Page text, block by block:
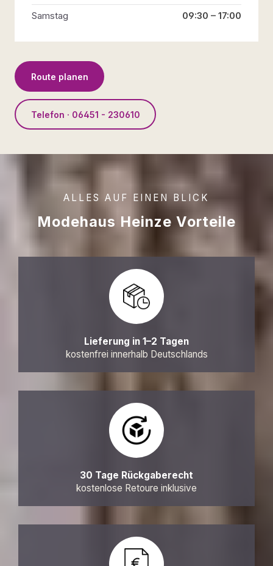
Samstag 09:30 – 17:00
Route planen
Telefon · 06451 - 230610
ALLES AUF EINEN BLICK
Modehaus Heinze Vorteile
Lieferung in 1–2 Tagen
kostenfrei innerhalb Deutschlands
30 Tage Rückgaberecht
kostenlose Retoure inklusive